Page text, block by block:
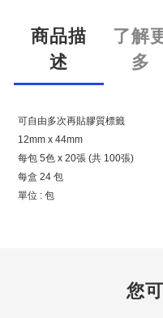
商品描
述
了解
多
可自由多次再貼膠質標籤
12mm x 44mm
每包 5色 x 20張 (共 100張)
每盒 24 包
單位 : 包
您